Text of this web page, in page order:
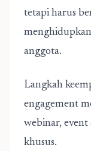
tetapi harus
anggota.
Langkah
engagement
webinar,
khusus.